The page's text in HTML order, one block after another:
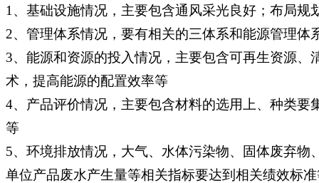
1、基础设施情况，主要包含通风采光良好；布局
2、管理体系情况，要有相关的三体系和能源管理体
3、能源和资源的投入情况，主要包含可再生资源
术，提高能源的配置效率等
4、产品评价情况，主要包含材料的选用上、种类
等
5、环境排放情况，大气、水体污染物、固体废弃
单位产品废水产生量等相关指标要达到相关绩效标